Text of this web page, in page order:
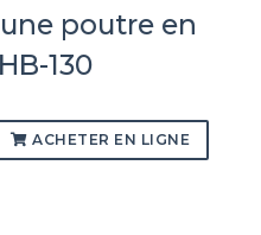
poutre en
130
ACHETER EN LIGNE